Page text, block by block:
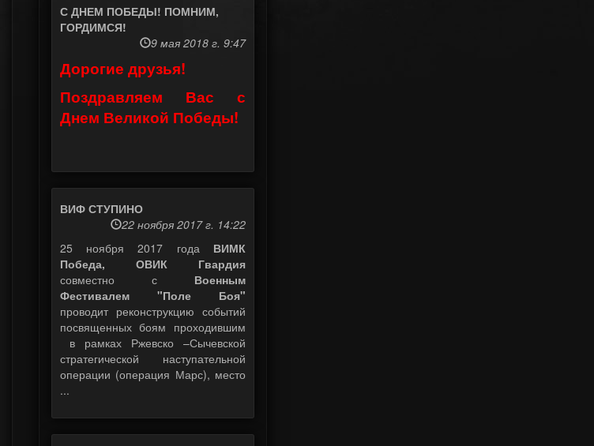
С ДНЕМ ПОБЕДЫ! ПОМНИМ,
ГОРДИМСЯ!
9 мая 2018 г. 9:47
Дорогие друзья!
Поздравляем Вас с
Днем Великой Победы!
ВИФ СТУПИНО
22 ноября 2017 г. 14:22
25 ноября 2017 года ВИМК
Победа, ОВИК Гвардия
совместно с Военным
Фестивалем "Поле Боя"
проводит реконструкцию событий
посвященных боям проходившим
в рамках Ржевско –Сычевской
стратегической наступательной
операции (операция Марс), место
...